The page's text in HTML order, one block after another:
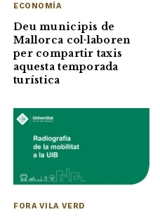
ECONOMÍA
Deu municipis de
Mallorca col·laboren
per compartir taxis
aquesta temporada
turística
FORA VILA VERD